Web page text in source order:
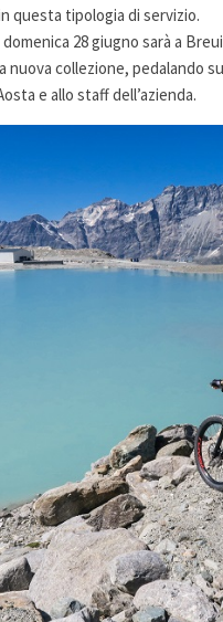
questa tipologia di servizio.
28 giugno sarà a
collezione, pedalando
e allo staff dell’azienda.